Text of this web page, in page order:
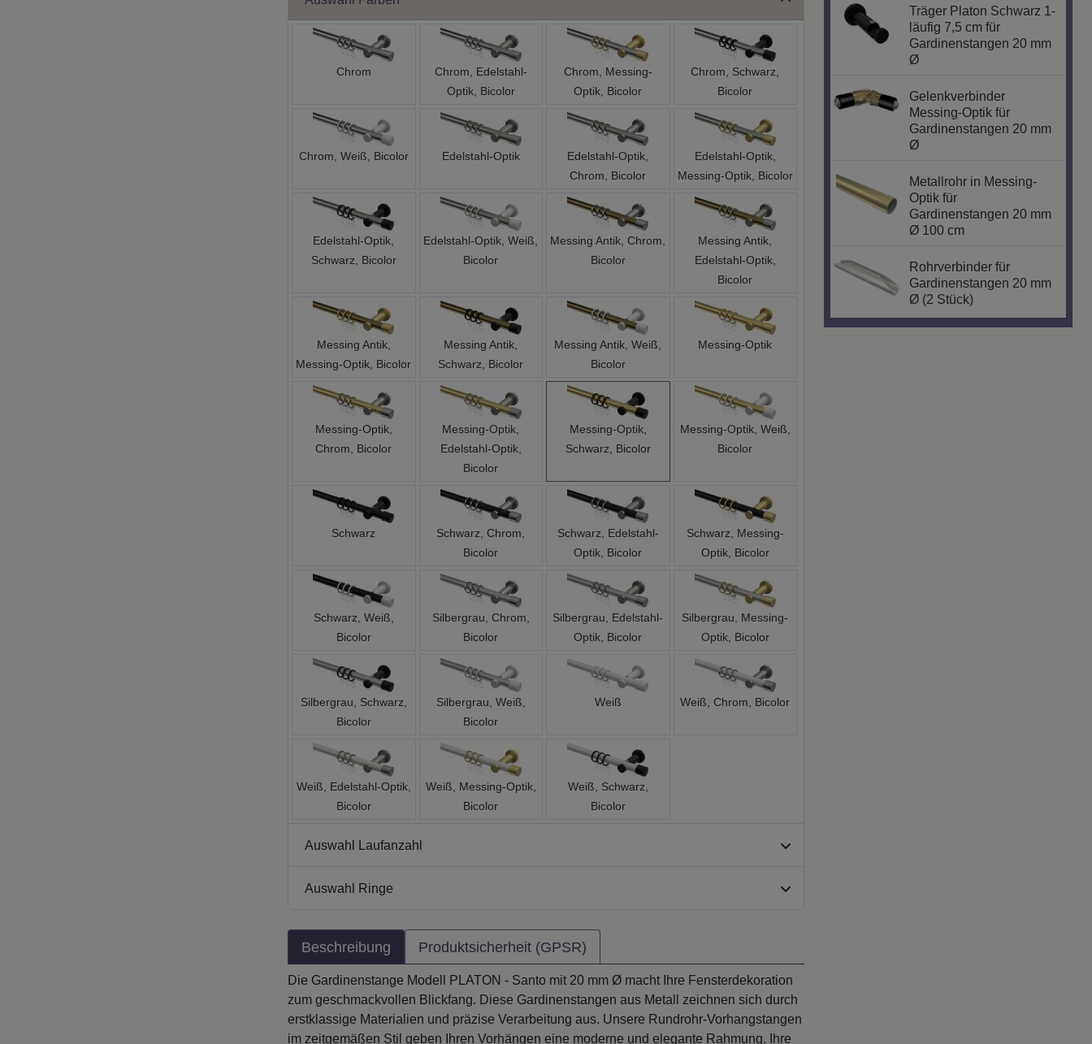
Chrom
Chrom, Edelstahl-
Optik, Bicolor
Chrom, Messing-
Optik, Bicolor
Chrom, Schwarz,
Bicolor
Chrom, Weiß, Bicolor Edelstahl-Optik
Edelstahl-Optik,
Chrom, Bicolor
Edelstahl-Optik,
Messing-Optik, Bicolor
Edelstahl-Optik,
Schwarz, Bicolor
Edelstahl-Optik, Weiß,
Bicolor
Messing Antik, Chrom,
Bicolor
Messing Antik,
Edelstahl-Optik,
Bicolor
Messing Antik,
Messing-Optik, Bicolor
Messing Antik,
Schwarz, Bicolor
Messing Antik, Weiß,
Bicolor
Messing-Optik
Messing-Optik,
Chrom, Bicolor
Messing-Optik,
Edelstahl-Optik,
Bicolor
Messing-Optik,
Schwarz, Bicolor
Messing-Optik, Weiß,
Bicolor
Schwarz
Schwarz, Chrom,
Bicolor
Schwarz, Edelstahl-
Optik, Bicolor
Schwarz, Messing-
Optik, Bicolor
Schwarz, Weiß,
Bicolor
Silbergrau, Chrom,
Bicolor
Silbergrau, Edelstahl-
Optik, Bicolor
Silbergrau, Messing-
Optik, Bicolor
Silbergrau, Schwarz,
Bicolor
Silbergrau, Weiß,
Bicolor
Weiß Weiß, Chrom, Bicolor
Weiß, Edelstahl-Optik,
Bicolor
Weiß, Messing-Optik,
Bicolor
Weiß, Schwarz,
Bicolor
Produktsicherheit (GPSR)
Die Gardinenstange Modell PLATON - Santo mit 20 mm Ø macht Ihre Fensterdekoration
zum geschmackvollen Blickfang. Diese Gardinenstangen aus Metall zeichnen sich durch
erstklassige Materialien und präzise Verarbeitung aus. Unsere Rundrohr-Vorhangstangen
im zeitgemäßen Stil geben Ihren Vorhängen eine moderne und elegante Rahmung. Ihre
läufig 7,5 cm für
Gardinenstangen 20 mm
Ø
Messing-Optik für
Gardinenstangen 20 mm
Ø
Optik für
Gardinenstangen 20 mm
Ø 100 cm
Gardinenstangen 20 mm
Ø (2 Stück)